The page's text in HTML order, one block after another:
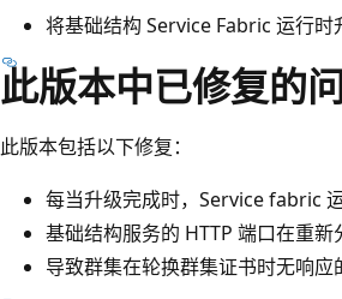
将基础结构 Service Fabric 运行时
此版本中已修复的
此版本包括以下修复：
每当升级完成时，Service fabric
基础结构服务的 HTTP 端口在重新
导致群集在轮换群集证书时无响应